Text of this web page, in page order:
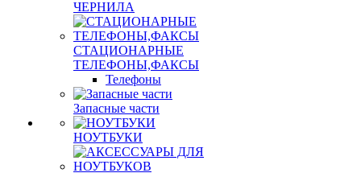
ЧЕРНИЛА
СТАЦИОНАРНЫЕ
ТЕЛЕФОНЫ,ФАКСЫ
Телефоны
Запасные части
НОУТБУКИ